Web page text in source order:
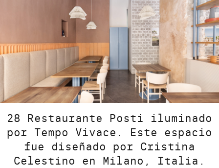
28 Restaurante Posti iluminado
por Tempo Vivace. Este espacio
fue diseñado por Cristina
Celestino en Milano, Italia.